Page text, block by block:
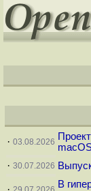
· 03.08.2026
· 30.07.2026
В